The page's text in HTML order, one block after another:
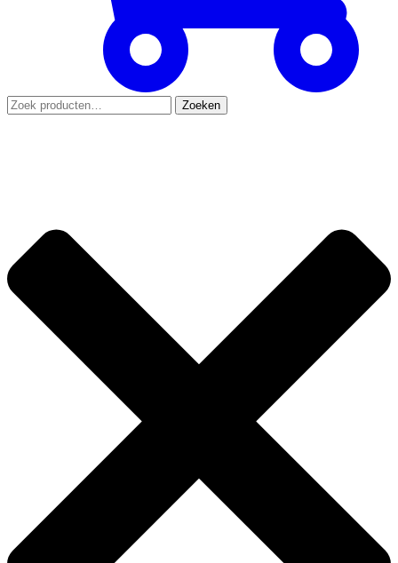
Zoeken
naar:
Zoeken